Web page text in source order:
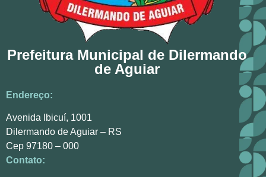
Prefeitura Municipal de Dilermando
de Aguiar
Endereço:
Avenida Ibicuí, 1001
Dilermando de Aguiar – RS
Cep 97180 – 000
Contato: